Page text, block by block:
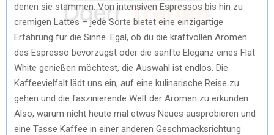
denen sie stammen. Von intensiven Espressos bis hin zu
cremigen Lattes – jede Sorte bietet eine einzigartige
Erfahrung für die Sinne. Egal, ob du die kraftvollen Aromen
des Espresso bevorzugst oder die sanfte Eleganz eines Flat
White genießen möchtest, die Auswahl ist endlos. Die
Kaffeevielfalt lädt uns ein, auf eine kulinarische Reise zu
gehen und die faszinierende Welt der Aromen zu erkunden.
Also, warum nicht heute mal etwas Neues ausprobieren und
eine Tasse Kaffee in einer anderen Geschmacksrichtung